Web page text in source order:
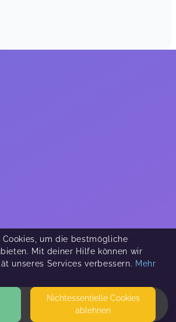
Cookies, um die bestmögliche
Mit deiner Hilfe können wir
unseres Services verbessern. Mehr
Nicht­essentielle Cookies
ablehnen